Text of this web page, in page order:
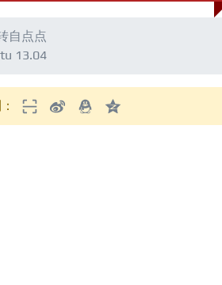
自点点
13.04